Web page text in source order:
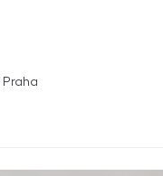
Praha